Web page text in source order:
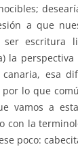
a que
escritura
la perspectiva
esa
lo que
vamos a
con la
poco: